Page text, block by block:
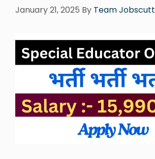
January 21, 2025 By Team